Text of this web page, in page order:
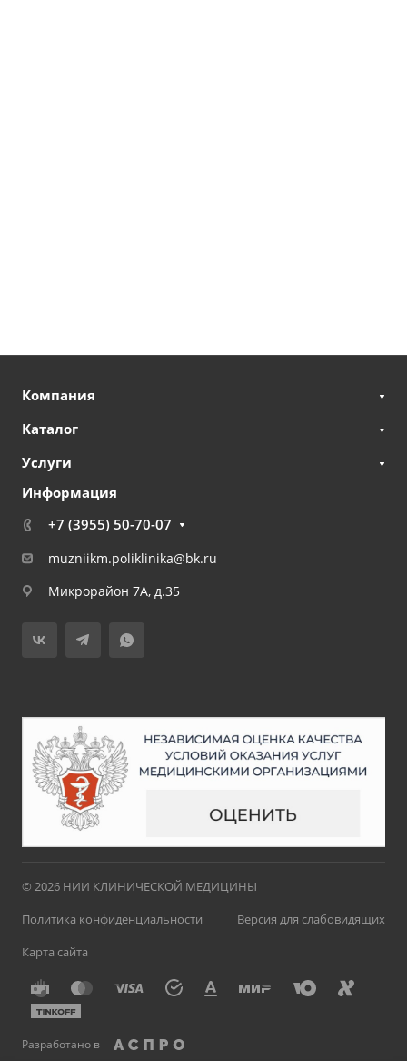
Компания
Каталог
Услуги
Информация
+7 (3955) 50-70-07
muzniikm.poliklinika@bk.ru
Микрорайон 7А, д.35
© 2026 НИИ КЛИНИЧЕСКОЙ МЕДИЦИНЫ
Политика конфиденциальности
Версия для слабовидящих
Карта сайта
Разработано в